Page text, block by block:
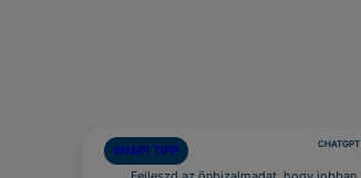
#NAPI TIPP CHATGPT